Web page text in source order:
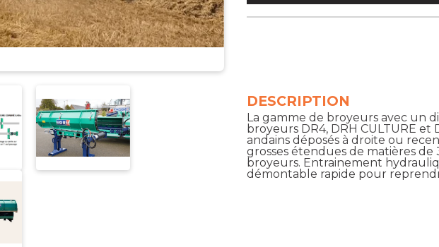
DESCRIPTION
La gamme de broyeurs avec un
broyeurs DR4, DRH CULTURE et
andains déposés à droite ou
grosses étendues de matières de
broyeurs. Entrainement
démontable rapide pour